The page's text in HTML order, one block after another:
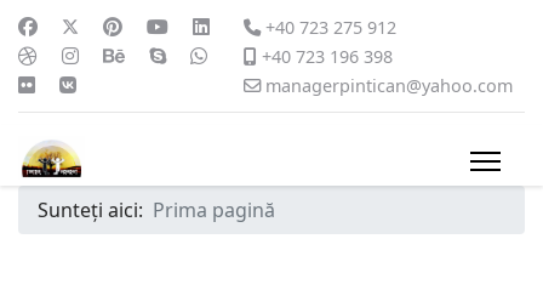
+40 723 275 912
+40 723 196 398
managerpintican@yahoo.com
Sunteți aici: Prima pagină